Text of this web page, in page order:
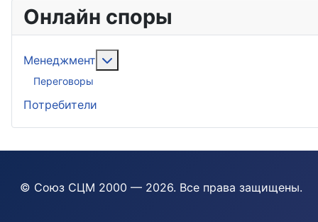
Онлайн споры
Менеджмент
Переговоры
Потребители
© Союз СЦМ 2000 — 2026. Все права защищены.